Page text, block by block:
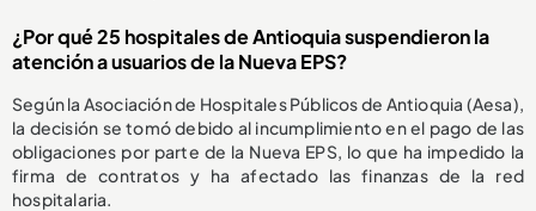
¿Por qué 25 hospitales de Antioquia suspendieron la
atención a usuarios de la Nueva EPS?
Según la Asociación de Hospitales Públicos de Antioquia (Aesa),
la decisión se tomó debido al incumplimiento en el pago de las
obligaciones por parte de la Nueva EPS, lo que ha impedido la
firma de contratos y ha afectado las finanzas de la red
hospitalaria.